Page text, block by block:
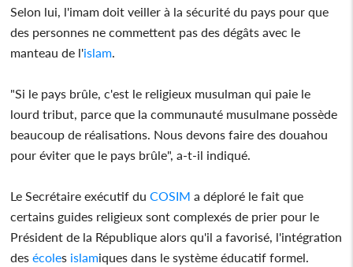
Selon lui, l'imam doit veiller à la sécurité du pays pour que
des personnes ne commettent pas des dégâts avec le
manteau de l'islam
"Si le pays brûle, c'est le religieux musulman qui paie le
lourd tribut, parce que la communauté musulmane possède
beaucoup de réalisations. Nous devons faire des douahou
pour éviter que le pays brûle", a-t-il indiqué.
Le Secrétaire exécutif duCOSIM a déploré le fait que
certains guides religieux sont complexés de prier pour le
Président de la République alors qu'il a favorisé, l'intégration
desécoles islamiques dans le système éducatif formel.